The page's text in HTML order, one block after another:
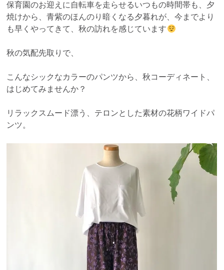
保育園のお迎えに自転車を走らせるいつもの時間帯も、夕
焼けから、青紫のほんのり暗くなる夕暮れが、今までより
も早くやってきて、秋の訪れを感じています
秋の気配先取りで、
こんなシックなカラーのパンツから、秋コーディネート、
はじめてみませんか？
リラックスムード漂う、テロンとした素材の花柄ワイドパ
ンツ。